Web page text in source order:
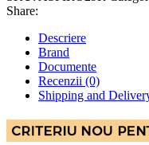
Share:
Descriere
Brand
Documente
Recenzii (0)
Shipping and